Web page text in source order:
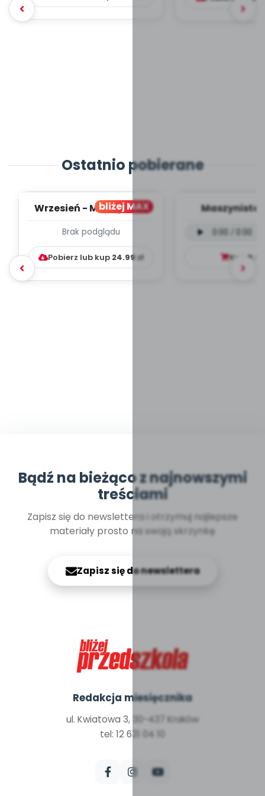
Ostatnio pobierane
bliżej MAX
Wrzesień - MIESIĘCZNY
WYCHOWAWCZO –
DYDAKTYC...
Brak podglądu
Pobierz lub kup 24.99zł
Maszynista
mp3)
Kup 9.99
Bądź na bieżąco z najnowszymi
treściami
Zapisz się do newslettera i otrzymuj najlepsze
materiały prosto na swoją skrzynkę
Zapisz się do newslettera
Redakcja miesięcznika
ul. Kwiatowa 3, 30-437 Kraków
tel: 12 631 04 10